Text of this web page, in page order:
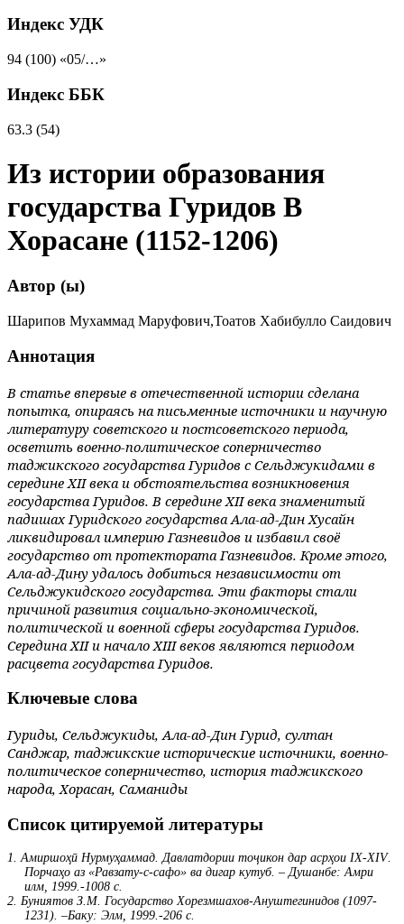
Индекс УДК
94 (100) «05/…»
Индекс ББК
63.3 (54)
Из истории образования
государства Гуридов В
Хорасане (1152-1206)
Автор (ы)
Шарипов Мухаммад Маруфович,Тоатов Хабибулло Саидович
Аннотация
В статье впервые в отечественной истории сделана
попытка, опираясь на письменные источники и научную
литературу советского и постсоветского периода,
осветить военно-политическое соперничество
таджикского государства Гуридов с Сельджукидами в
середине XII века и обстоятельства возникновения
государства Гуридов. В середине XII века знаменитый
падишах Гуридского государства Ала-ад-Дин Хусайн
ликвидировал империю Газневидов и избавил своё
государство от протектората Газневидов. Кроме этого,
Ала-ад-Дину удалось добиться независимости от
Сельджукидского государства. Эти факторы стали
причиной развития социально-экономической,
политической и военной сферы государства Гуридов.
Середина XII и начало XIII веков являются периодом
расцвета государства Гуридов.
Ключевые слова
Гуриды, Сельджукиды, Ала-ад-Дин Гурид, султан
Санджар, таджикские исторические источники, военно-
политическое соперничество, история таджикского
народа, Хорасан, Саманиды
Список цитируемой литературы
1. Амиршоҳӣ Нурмуҳаммад. Давлатдории тоҷикон дар асрҳои IX-XIV.
Порчаҳо аз «Равзату-с-сафо» ва дигар кутуб. – Душанбе: Амри
илм, 1999.-1008 с.
2. Буниятов З.М. Государство Хорезмшахов-Ануштегинидов (1097-
1231). –Баку: Элм, 1999.-206 с.